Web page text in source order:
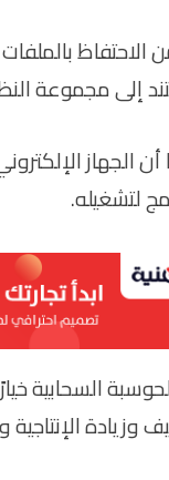
الاحتفاظ
إلى مجموعة
أن الجهاز
لتشغيله.
السحابية
وزيادة